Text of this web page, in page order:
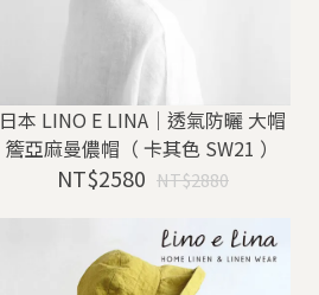
日本 LINO E LINA｜透氣防曬 大帽
簷亞麻曼儂帽（ 卡其色 SW21 ）
NT$2580 NT$2880